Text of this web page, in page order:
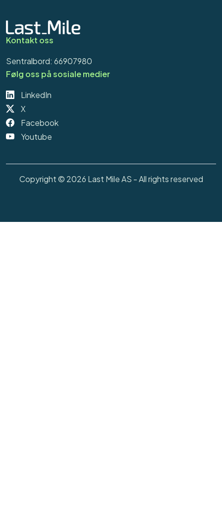
Kontakt oss
Sentralbord: 66907980
Følg oss på sosiale medier
LinkedIn
X
Facebook
Youtube
Copyright © 2026 Last Mile AS - All rights reserved